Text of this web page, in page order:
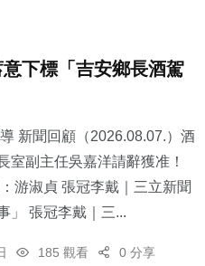
下標「吉安鄉長酒駕
新聞回顧（2026.08.07.）酒
室副主任吳嘉洋請辭獲准！
游淑貞 張冠李戴｜三立新聞
」 張冠李戴｜三...
185 觀看 0 分享